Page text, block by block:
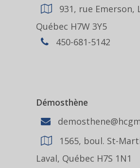
931, rue Emerson,
Québec H7W 3Y5
450-681-5142
Démosthène
1565, boul. St-
Laval, Québec H7S 1N1